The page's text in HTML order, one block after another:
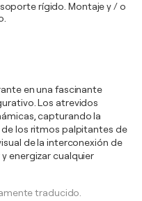
rígido. Montaje y / o
en una fascinante
Los atrevidos
capturando la
los ritmos palpitantes de
de la interconexión de
energizar cualquier
traducido.